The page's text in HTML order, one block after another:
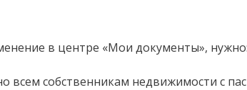
в центре «Мои документы»,
всем собственникам недвижимости с